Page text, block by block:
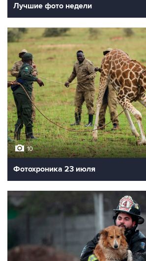
Лучшие фото недели
10
Фотохроника 23 июля